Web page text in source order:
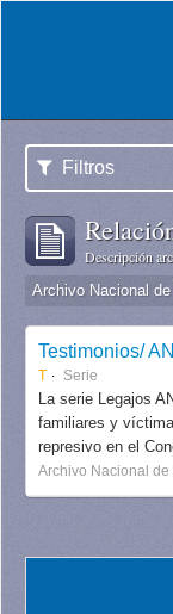
Filtros
Descripción
Archivo Nacional
Testimonios/
T Serie
La serie Legajos
familiares y
represivo en el
Archivo Nacional de